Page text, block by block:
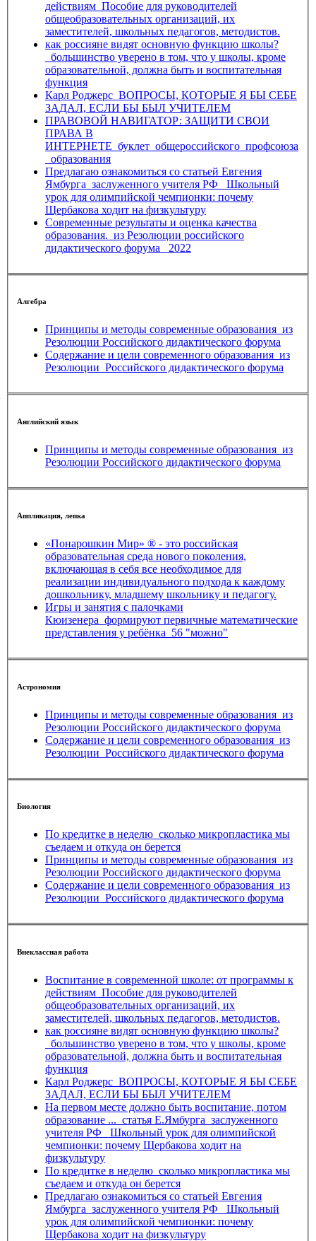
действиям_Пособие для руководителей
общеобразовательных организаций, их
заместителей, школьных педагогов, методистов.
как россияне видят основную функцию школы?
_большинство уверено в том, что у школы, кроме
образовательной, должна быть и воспитательная
функция
Карл Роджерс_ВОПРОСЫ, КОТОРЫЕ Я БЫ СЕБЕ
ЗАДАЛ, ЕСЛИ БЫ БЫЛ УЧИТЕЛЕМ
ПРАВОВОЙ НАВИГАТОР: ЗАЩИТИ СВОИ
ПРАВА В
ИНТЕРНЕТЕ_буклет_общероссийского_профсоюза
_образования
Предлагаю ознакомиться со статьей Евгения
Ямбурга_заслуженного учителя РФ_ Школьный
урок для олимпийской чемпионки: почему
Щербакова ходит на физкультуру
Современные результаты и оценка качества
образования._из Резолюции российского
дидактического форума _2022
Алгебра
Принципы и методы современные образования_из
Резолюции Российского дидактического форума
Содержание и цели современного образования_из
Резолюции_Российского дидактического форума
Английский язык
Принципы и методы современные образования_из
Резолюции Российского дидактического форума
Аппликация, лепка
«Понарошкин Мир» ® - это российская
образовательная среда нового поколения,
включающая в себя все необходимое для
реализации индивидуального подхода к каждому
дошкольнику, младшему школьнику и педагогу.
Игры и занятия с палочками
Кюизенера_формируют первичные математические
представления у ребёнка_56 "можно"
Астрономия
Принципы и методы современные образования_из
Резолюции Российского дидактического форума
Содержание и цели современного образования_из
Резолюции_Российского дидактического форума
Биология
По кредитке в неделю_сколько микропластика мы
съедаем и откуда он берется
Принципы и методы современные образования_из
Резолюции Российского дидактического форума
Содержание и цели современного образования_из
Резолюции_Российского дидактического форума
Внеклассная работа
Воспитание в современной школе: от программы к
действиям_Пособие для руководителей
общеобразовательных организаций, их
заместителей, школьных педагогов, методистов.
как россияне видят основную функцию школы?
_большинство уверено в том, что у школы, кроме
образовательной, должна быть и воспитательная
функция
Карл Роджерс_ВОПРОСЫ, КОТОРЫЕ Я БЫ СЕБЕ
ЗАДАЛ, ЕСЛИ БЫ БЫЛ УЧИТЕЛЕМ
На первом месте должно быть воспитание, потом
образование ..._статья Е.Ямбурга_заслуженного
учителя РФ_ Школьный урок для олимпийской
чемпионки: почему Щербакова ходит на
физкультуру
По кредитке в неделю_сколько микропластика мы
съедаем и откуда он берется
Предлагаю ознакомиться со статьей Евгения
Ямбурга_заслуженного учителя РФ_ Школьный
урок для олимпийской чемпионки: почему
Щербакова ходит на физкультуру